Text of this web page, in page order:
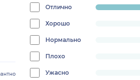
Отлично
progress:
Хорошо
Нормально
Плохо
Ужасно